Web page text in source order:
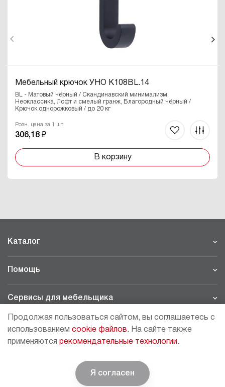
Мебельный крючок УНО K108BL.14
BL - Матовый чёрный / Скандинавский минимализм,
Неоклассика, Лофт и смелый гранж, Благородный чёрный /
Крючок однорожковый / до 20 кг
Розн. цена за 1 шт
306,18 ₽
В корзину
Каталог
Помощь
Сервисы для мебельщика
© BOYARD | Решение для мебели
МОСКВА - ШОУРУМ/СКЛАД
moscow@boyard.biz
Продолжая пользоваться сайтом, вы соглашаетесь с
использованием cookie файлов. На сайте также
применяются рекомендательные технологии.
Я согласен